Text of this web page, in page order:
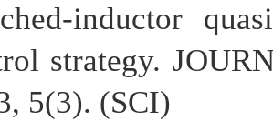
inductor
strategy.
5(3). (SCI)